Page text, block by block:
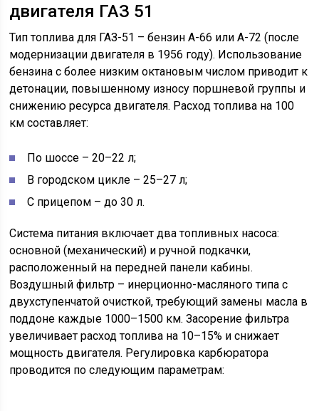
двигателя ГАЗ 51
Тип топлива для ГАЗ-51 – бензин А-66 или А-72 (после
модернизации двигателя в 1956 году). Использование
бензина с более низким октановым числом приводит к
детонации, повышенному износу поршневой группы и
снижению ресурса двигателя. Расход топлива на 100
км составляет:
По шоссе – 20–22 л;
В городском цикле – 25–27 л;
С прицепом – до 30 л.
Система питания включает два топливных насоса:
основной (механический) и ручной подкачки,
расположенный на передней панели кабины.
Воздушный фильтр – инерционно-масляного типа с
двухступенчатой очисткой, требующий замены масла в
поддоне каждые 1000–1500 км. Засорение фильтра
увеличивает расход топлива на 10–15% и снижает
мощность двигателя. Регулировка карбюратора
проводится по следующим параметрам: